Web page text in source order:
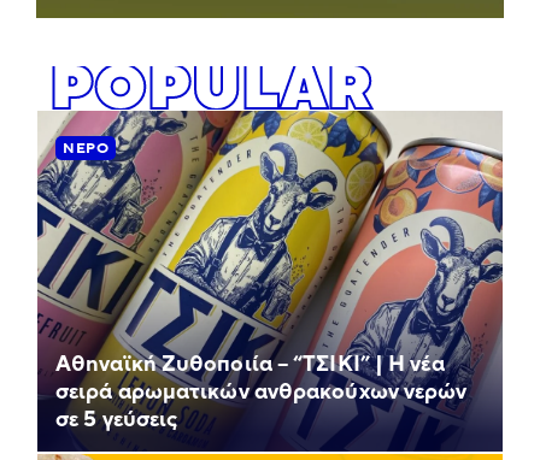
POPULAR
ΝΕΡΌ
Αθηναϊκή Ζυθοποιία – “ΤΣΙΚΙ” | Η νέα
σειρά αρωματικών ανθρακούχων νερών
σε 5 γεύσεις